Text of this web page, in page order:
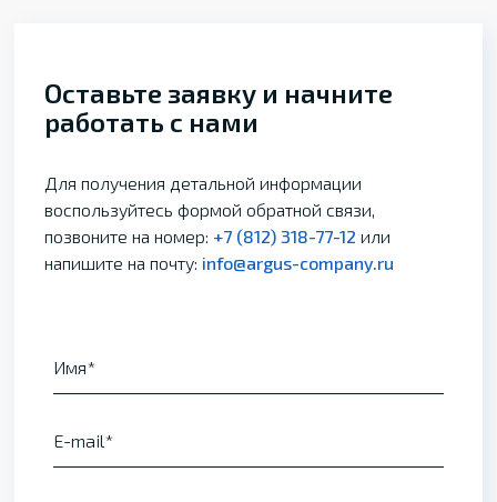
Оставьте заявку и начните
работать с нами
Для получения детальной информации
воспользуйтесь формой обратной связи,
позвоните на номер: +7 (812) 318-77-12 или
напишите на почту: info@argus-company.ru
Имя
E-mail